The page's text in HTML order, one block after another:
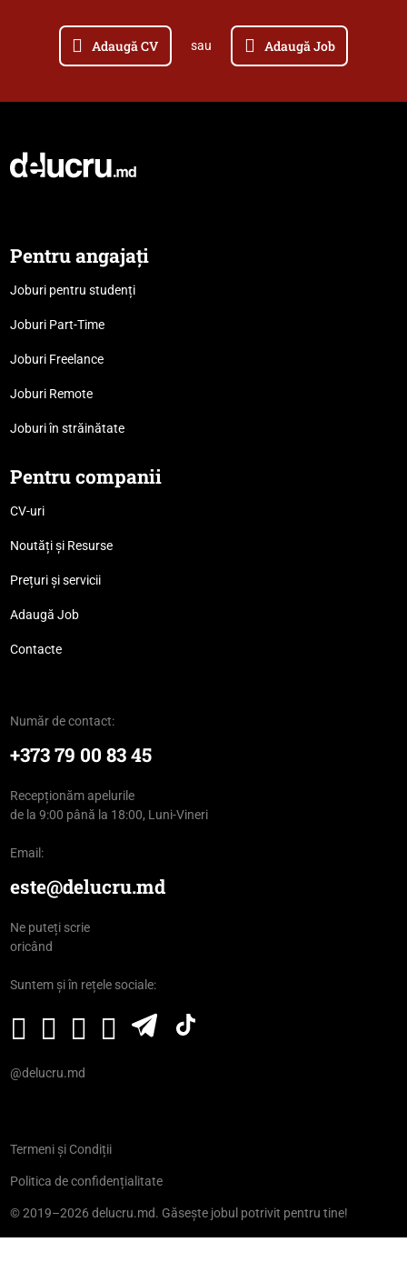
Adaugă CV sau Adaugă Job
Pentru angajați
Joburi pentru studenți
Joburi Part-Time
Joburi Freelance
Joburi Remote
Joburi în străinătate
Pentru companii
CV-uri
Noutăți și Resurse
Prețuri și servicii
Adaugă Job
Contacte
Număr de contact:
+373 79 00 83 45
Recepționăm apelurile
de la 9:00 până la 18:00, Luni-Vineri
Email:
este@delucru.md
Ne puteți scrie
oricând
Suntem și în rețele sociale:
@delucru.md
© 2019–2026 delucru.md. Găsește jobul potrivit pentru tine!
Termeni și Condiții
Politica de confidențialitate